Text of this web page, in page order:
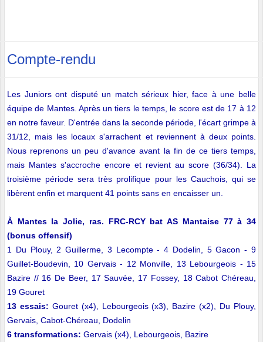
Compte-rendu
Les Juniors ont disputé un match sérieux hier, face à une belle
équipe de Mantes. Après un tiers le temps, le score est de 17 à 12
en notre faveur. D'entrée dans la seconde période, l'écart grimpe à
31/12, mais les locaux s'arrachent et reviennent à deux points.
Nous reprenons un peu d'avance avant la fin de ce tiers temps,
mais Mantes s'accroche encore et revient au score (36/34). La
troisième période sera très prolifique pour les Cauchois, qui se
libèrent enfin et marquent 41 points sans en encaisser un.
À Mantes la Jolie, ras. FRC-RCY bat AS Mantaise 77 à 34
(bonus offensif)
1 Du Plouy, 2 Guillerme, 3 Lecompte - 4 Dodelin, 5 Gacon - 9
Guillet-Boudevin, 10 Gervais - 12 Monville, 13 Lebourgeois - 15
Bazire // 16 De Beer, 17 Sauvée, 17 Fossey, 18 Cabot Chéreau,
19 Gouret
13 essais: Gouret (x4), Lebourgeois (x3), Bazire (x2), Du Plouy,
Gervais, Cabot-Chéreau, Dodelin
6 transformations: Gervais (x4), Lebourgeois, Bazire